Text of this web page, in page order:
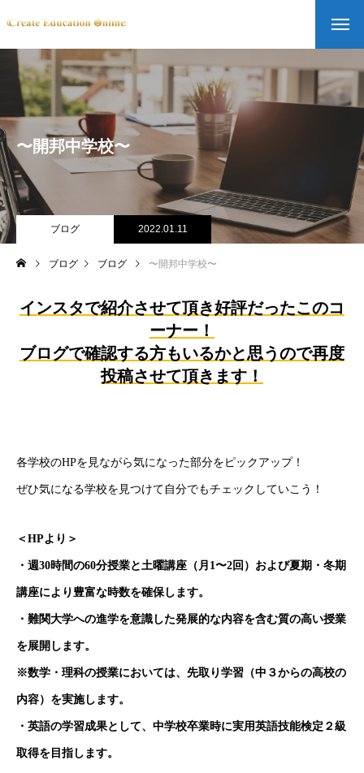
〜開邦中学校〜
ブログ 2022.01.11
ブログ ブログ 〜開邦中学校〜
インスタで紹介させて頂き好評だったこのコ
ーナー！
ブログで確認する方もいるかと思うので再度
投稿させて頂きます！
各学校のHPを見ながら気になった部分をピックアップ！
ぜひ気になる学校を見つけて自分でもチェックしていこう！
＜HPより＞
・週30時間の60分授業と土曜講座（月1〜2回）および夏期・冬期
講座により豊富な時数を確保します。
・難関大学への進学を意識した発展的な内容を含む質の高い授業
を展開します。
※数学・理科の授業においては、先取り学習（中３からの高校の
内容）を実施します。
・英語の学習成果として、中学校卒業時に実用英語技能検定２級
取得を目指します。